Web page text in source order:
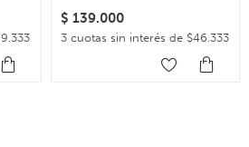
$ 139.000
3 cuotas sin interés de $46.333